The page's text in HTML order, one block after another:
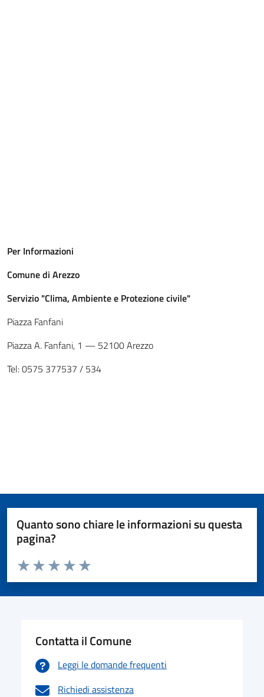
Per Informazioni
Comune di Arezzo
Servizio "Clima, Ambiente e Protezione civile"
Piazza Fanfani
Piazza A. Fanfani, 1 — 52100 Arezzo
Tel: 0575 377537 / 534
Quanto sono chiare le informazioni su questa
pagina?
Valuta da 1 a 5 stelle la pagina
Valuta 5 stelle su 5
Valuta 4 stelle su 5
Valuta 3 stelle su 5
Valuta 2 stelle su 5
Valuta 1 stelle su 5
Contatta il Comune
Leggi le domande frequenti
Richiedi assistenza